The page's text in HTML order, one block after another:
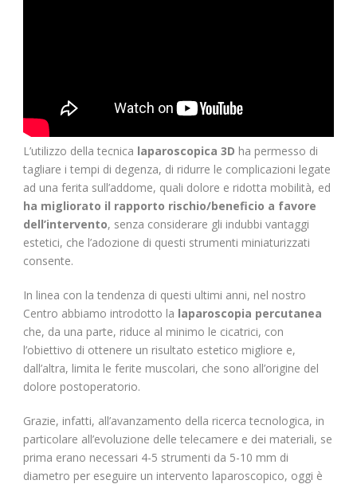
L’utilizzo della tecnica laparoscopica 3D ha permesso di
tagliare i tempi di degenza, di ridurre le complicazioni legate
ad una ferita sull’addome, quali dolore e ridotta mobilità, ed
ha migliorato il rapporto rischio/beneficio a favore
dell’intervento, senza considerare gli indubbi vantaggi
estetici, che l’adozione di questi strumenti miniaturizzati
consente.
In linea con la tendenza di questi ultimi anni, nel nostro
Centro abbiamo introdotto la laparoscopia percutanea
che, da una parte, riduce al minimo le cicatrici, con
l’obiettivo di ottenere un risultato estetico migliore e,
dall’altra, limita le ferite muscolari, che sono all’origine del
dolore postoperatorio.
Grazie, infatti, all’avanzamento della ricerca tecnologica, in
particolare all’evoluzione delle telecamere e dei materiali, se
prima erano necessari 4-5 strumenti da 5-10 mm di
diametro per eseguire un intervento laparoscopico, oggi è